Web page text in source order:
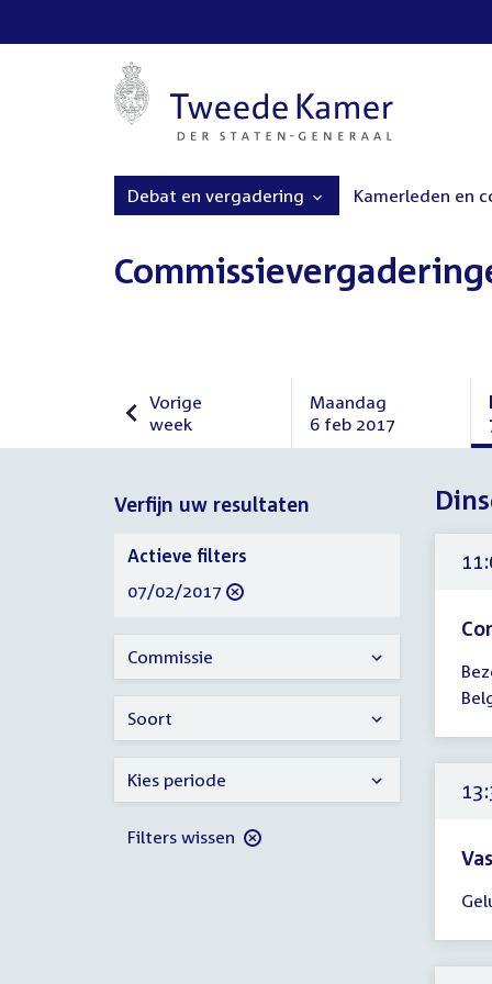
Debat en vergadering Kamerleden en
Vorige
week
Vorige
Maandag
6 feb 2017
Maandag
Verfijn uw resultaten
-
uur
-
Verfijn
uw
resultaten
Actieve filters
verwijder
07/02/2017
Commissie
Soort
Kies periode
Filters wissen